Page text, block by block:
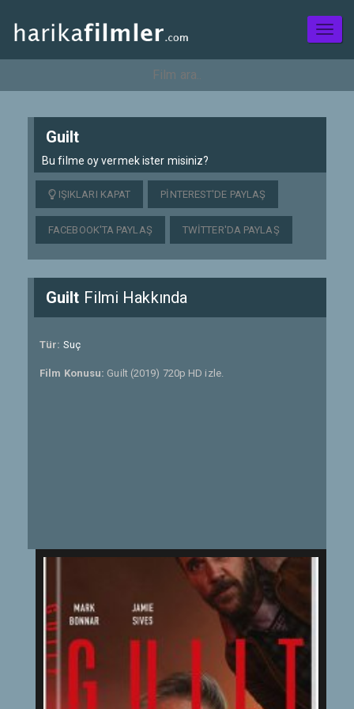
Guilt
Bu filme oy vermek ister misiniz?
IŞIKLARI KAPAT PINTEREST'DE PAYLAŞ
FACEBOOK'TA PAYLAŞ TWITTER'DA PAYLAŞ
Guilt Filmi Hakkında
Tür: Suç
Film Konusu: Guilt (2019) 720p HD izle.